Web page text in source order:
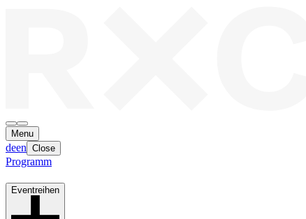
Menu
deen Close
Programm
Eventreihen